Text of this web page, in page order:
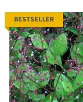
BESTSELLER